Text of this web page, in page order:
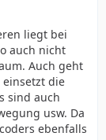
liegt bei
auch nicht
Auch geht
einsetzt die
sind auch
usw. Da
ebenfalls